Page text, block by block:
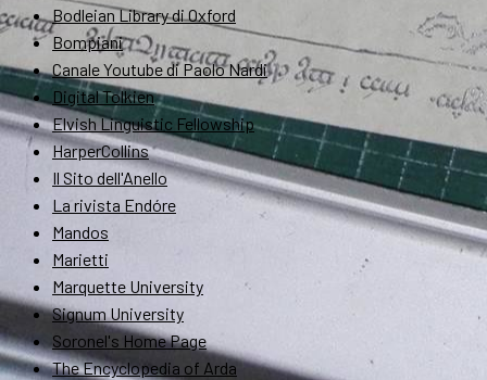
Bodleian Library di Oxford
Bompiani
Canale Youtube di Paolo Nardi
Digital Tolkien
Elvish Linguistic Fellowship
HarperCollins
Il Sito dell'Anello
La rivista Endóre
Mandos
Marietti
Marquette University
Signum University
Soronel's Home Page
The Encyclopedia of Arda